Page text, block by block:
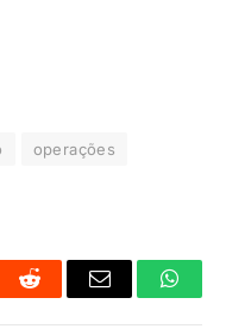
operações
Reddit
E-